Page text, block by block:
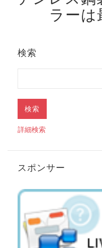
ラーは
検索
詳細検索
スポンサー